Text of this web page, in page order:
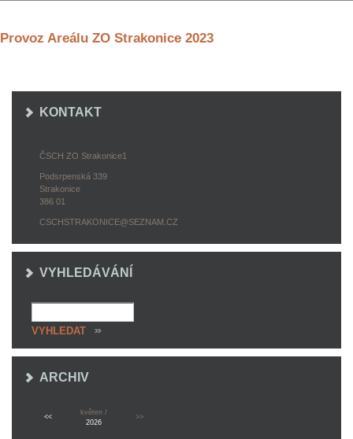
Provoz Areálu ZO Strakonice 2023
KONTAKT
ČSCH ZO Strakonice1
Podsrpenská 339
Strakonice
386 01
CSCHSTRAKONICE@SEZNAM.CZ
VYHLEDÁVÁNÍ
ARCHIV
<<
květen /
2026
>>